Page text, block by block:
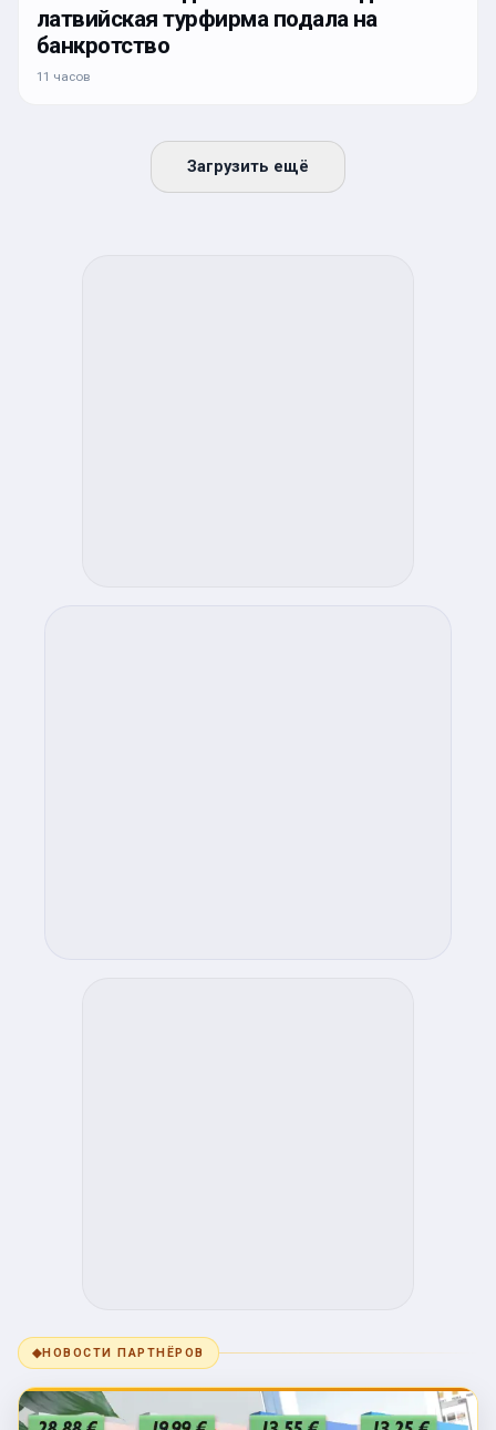
латвийская турфирма подала на
банкротство
11 часов
Загрузить ещё
◆НОВОСТИ ПАРТНЁРОВ